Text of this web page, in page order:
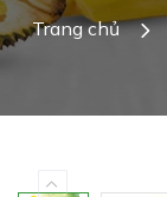
Trang chủ